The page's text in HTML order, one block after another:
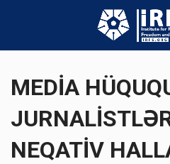
MEDİA
NEQATİV